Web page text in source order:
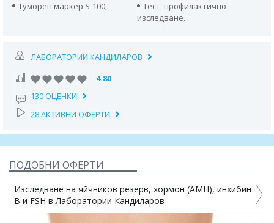
Туморен маркер S-100;
Тест, профилактично
изследване.
ЛАБОРАТОРИИ КАНДИЛАРОВ
4.80
130 ОЦЕНКИ
28 АКТИВНИ ОФЕРТИ
ПОДОБНИ ОФЕРТИ
на яйчников резерв, хормон (AMH), инхибин
в Лаборатории Кандиларов